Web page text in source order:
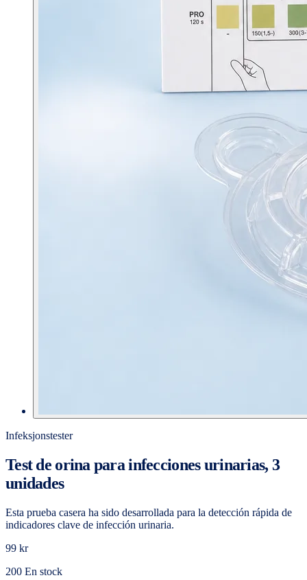
Infeksjonstester
Test de orina para infecciones urinarias, 3
unidades
Esta prueba casera ha sido desarrollada para la detección rápida de
indicadores clave de infección urinaria.
99 kr
200 En stock